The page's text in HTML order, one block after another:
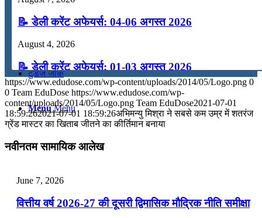
अंग्रेजी
टुडेज जीके
Menu Menu
📝 डेली करेंट अफेयर्स: 04-06 अगस्त 2026
August 4, 2026
📝 डेली करेंट अफेयर्स: 01-03 अगस्त 2026
July 31, 2026
📝 डेली करेंट अफेयर्स: 28-31 जुलाई 2026
July 25, 2026
📝 डेली करेंट अफेयर्स: 22-24 जुलाई 2026
https://www.edudose.com/wp-content/uploads/2014/05/Logo.png 0
0 Team EduDose https://www.edudose.com/wp-
content/uploads/2014/05/Logo.png Team EduDose2021-07-01
18:59:262021-07-01 18:59:26अभिमन्यु मिश्रा ने सबसे कम उम्र में शतरंज
ग्रेंड मास्टर का खिताब जीतने का कीर्तिमान बनाया
नवीनतम सामायिक आलेख
June 7, 2026
वित्तीय वर्ष 2026-27 की दूसरी द्विमासिक मौद्रिक नीति समीक्षा